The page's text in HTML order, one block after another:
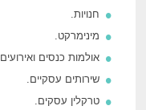
חנויות.
מינימרקט.
אולמות כנסים
שירותים עסקיים.
טרקלין עסקים.